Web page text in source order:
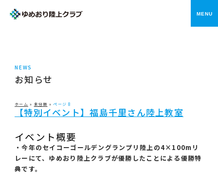
メニ
NEWS
お知らせ
ホーム » 未分類 »ページ 8
【特別イベント】福島千里さん陸上教室
イベント概要
・今年のセイコーゴールデングランプリ陸上の4×100mリ
レーにて、ゆめおり陸上クラブが優勝したことによる優勝特
典です。